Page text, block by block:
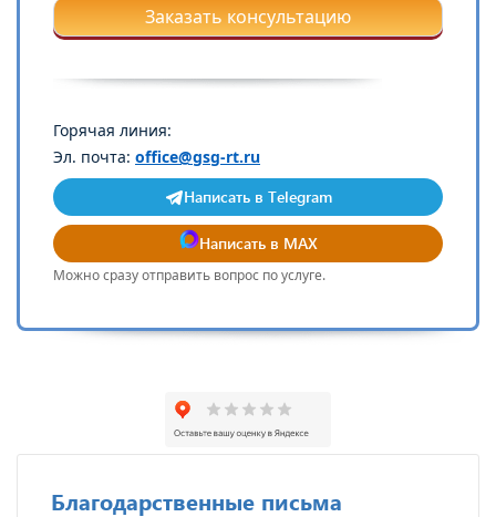
Заказать консультацию
Горячая линия:
Эл. почта: office@gsg-rt.ru
Написать в Telegram
Написать в MAX
Можно сразу отправить вопрос по услуге.
Благодарственные письма